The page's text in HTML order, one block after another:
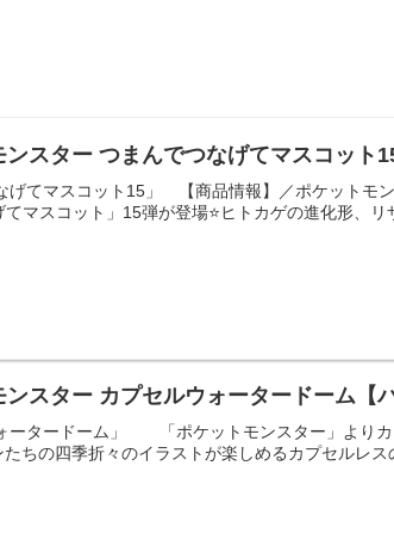
スター つまんでつなげてマスコット
げてマスコット15」 【商品情報】／ポケットモ
マスコット」15弾が登場⭐ヒトカゲの進化形、リ
スター カプセルウォータードーム【バ
ータードーム」 「ポケットモンスター」よりカ
ちの四季折々のイラストが楽しめるカプセルレス